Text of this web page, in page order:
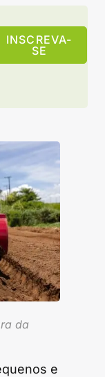
INSCREVA-
SE
da
e